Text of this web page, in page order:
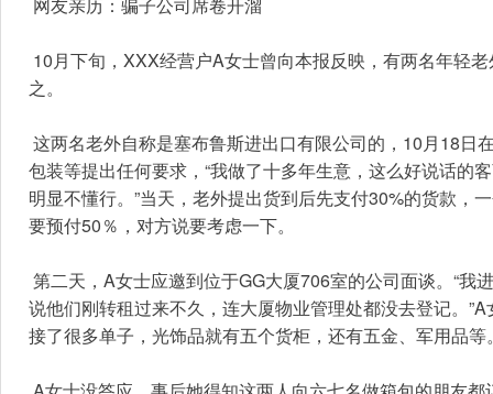
之。
包装等提出任何要求，“我做了十多年生意，这么好说话的
明显不懂行。”当天，老外提出货到后先支付30%的货款，
要预付50％，对方说要考虑一下。
说他们刚转租过来不久，连大厦物业管理处都没去登记。
接了很多单子，光饰品就有五个货柜，还有五金、军用品